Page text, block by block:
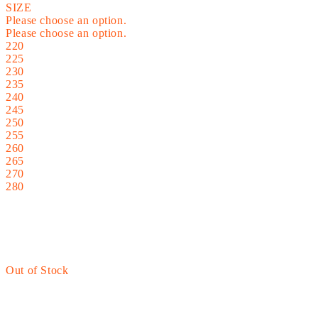
SIZE
Please choose an option.
Please choose an option.
220
225
230
235
240
245
250
255
260
265
270
280
Out of Stock